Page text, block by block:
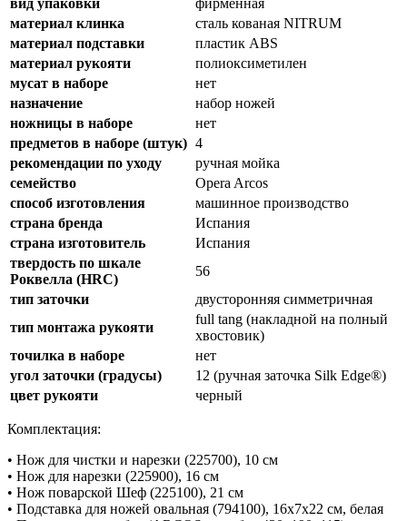
вид упаковки
фирменная
материал клинка
сталь кованая NITRUM
материал подставки
пластик ABS
материал рукояти
полиоксиметилен
мусат в наборе
нет
назначение
набор ножей
ножницы в наборе
нет
предметов в наборе (штук) 4
рекомендации по уходу
ручная мойка
семейство
Opera Arcos
способ изготовления
машинное производство
страна бренда
Испания
страна изготовитель
Испания
твердость по шкале
Роквелла (HRC)
56
тип заточки
двусторонняя симметричная
тип монтажа рукояти
full tang (накладной на полный
хвостовик)
точилка в наборе
нет
угол заточки (градусы)
12 (ручная заточка Silk Edge®)
цвет рукояти
черный
Комплектация:
• Нож для чистки и нарезки (225700), 10 см
• Нож для нарезки (225900), 16 см
• Нож поварской Шеф (225100), 21 см
• Подставка для ножей овальная (794100), 16х7х22 см, белая